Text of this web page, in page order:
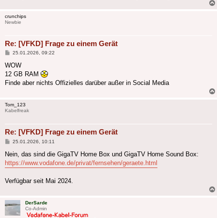
crunchips
Newbie
Re: [VFKD] Frage zu einem Gerät
Beitrag
25.01.2026, 09:22
WOW
12 GB RAM
Finde aber nichts Offizielles darüber außer in Social Media
Tom_123
Kabelfreak
Re: [VFKD] Frage zu einem Gerät
Beitrag
25.01.2026, 10:11
Nein, das sind die GigaTV Home Box und GigaTV Home Sound Box:
https://www.vodafone.de/privat/fernsehen/geraete.html
Verfügbar seit Mai 2024.
DerSarde
Co-Admin